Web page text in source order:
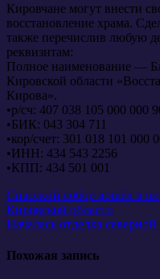
Кировчане могут внести
восстановление храма.
также перечислив любую
реквизитам:
Полное наименование —
Кировской области
Кирова».
•р/сч: 407 038 105 000 000
•БИК: 043 304 711
•кор/счет: 301 018 101 000
•ИНН: 434 543 2256
•КПП: 434 501 001
Навигация
по
Спасский собор вошёл в
Кировской области
Началась отделка
Похожая запись